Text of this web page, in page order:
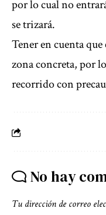
por lo cual no
se trizará.
Tener en cuenta
zona concreta, por
recorrido con
No hay
Tu dirección de correo